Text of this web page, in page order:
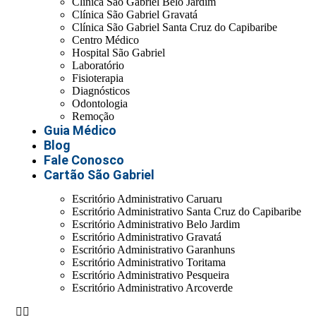
Clínica São Gabriel Gravatá
Clínica São Gabriel Santa Cruz do Capibaribe
Centro Médico
Hospital São Gabriel
Laboratório
Fisioterapia
Diagnósticos
Odontologia
Remoção
Guia Médico
Blog
Fale Conosco
Cartão São Gabriel
Escritório Administrativo Caruaru
Escritório Administrativo Santa Cruz do Capibaribe
Escritório Administrativo Belo Jardim
Escritório Administrativo Gravatá
Escritório Administrativo Garanhuns
Escritório Administrativo Toritama
Escritório Administrativo Pesqueira
Escritório Administrativo Arcoverde